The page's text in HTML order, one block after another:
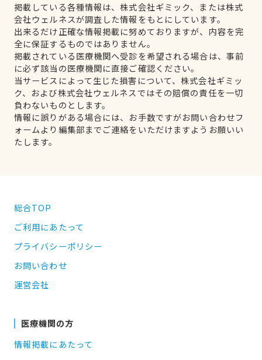
掲載している各種情報は、株式会社ギミック、または株式
会社ウェルネスが調査した情報をもとにしています。
出来るだけ正確な情報掲載に努めておりますが、内容を完
全に保証するものではありません。
掲載されている医療機関へ受診を希望される場合は、事前
に必ず該当の医療機関に直接ご確認ください。
当サービスによって生じた損害について、株式会社ギミッ
ク、および株式会社ウェルネスではその賠償の責任を一切
負わないものとします。
情報に誤りがある場合には、お手数ですがお問い合わせフ
ォームより編集部までご連絡をいただけますようお願いい
たします。
総合TOP
ご利用にあたって
プライバシーポリシー
お問い合わせ
運営会社
医療機関の方
情報掲載にあたって